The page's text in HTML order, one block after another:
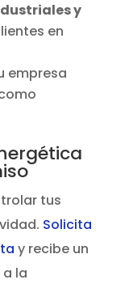
y
en
empresa
tus
Solicita
y recibe un
la